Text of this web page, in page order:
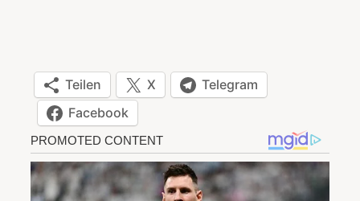
Teilen X
Telegram
Facebook